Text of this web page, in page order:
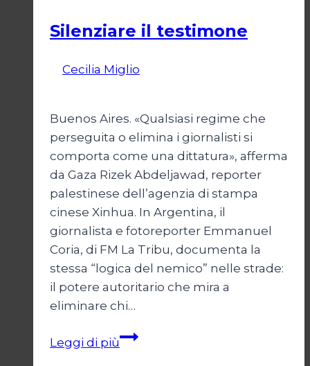
Silenziare il testimone
Cecilia Miglio
Buenos Aires. «Qualsiasi regime che
perseguita o elimina i giornalisti si
comporta come una dittatura», afferma
da Gaza Rizek Abdeljawad, reporter
palestinese dell’agenzia di stampa
cinese Xinhua. In Argentina, il
giornalista e fotoreporter Emmanuel
Coria, di FM La Tribu, documenta la
stessa “logica del nemico” nelle strade:
il potere autoritario che mira a
eliminare chi…
Leggi di piùSilenziare